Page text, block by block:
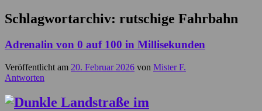
Schlagwortarchiv: rutschige Fahrbahn
Adrenalin von 0 auf 100 in Millisekunden
Veröffentlicht am 20. Februar 2026 von Mister F.
Antworten